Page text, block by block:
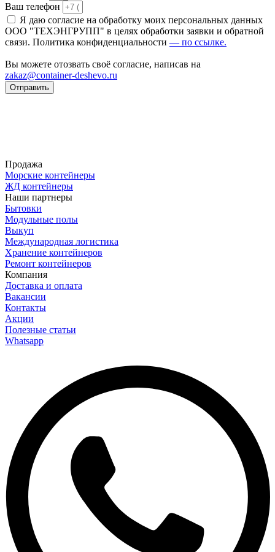
Ваш телефон
Я даю согласие на обработку моих персональных данных
ООО "ТЕХЭНГРУПП" в целях обработки заявки и обратной
связи. Политика конфиденциальности — по ссылке.
Вы можете отозвать своё согласие, написав на
zakaz@container-deshevo.ru
Отправить
Продажа
Морские контейнеры
ЖД контейнеры
Наши партнеры
Бытовки
Модульные полы
Выкуп
Международная логистика
Хранение контейнеров
Ремонт контейнеров
Компания
Доставка и оплата
Вакансии
Контакты
Акции
Полезные статьи
Whatsapp